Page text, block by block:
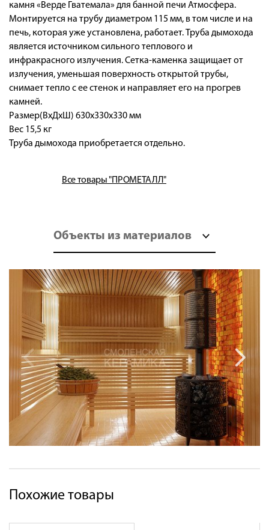
камня «Верде Гватемала» для банной печи Атмосфера.
Монтируется на трубу диаметром 115 мм, в том числе и на
печь, которая уже установлена, работает. Труба дымохода
является источником сильного теплового и
инфракрасного излучения. Сетка-каменка защищает от
излучения, уменьшая поверхность открытой трубы,
снимает тепло с ее стенок и направляет его на прогрев
камней.
Размер(ВхДхШ) 630х330х330 мм
Вес 15,5 кг
Труба дымохода приобретается отдельно.
Все товары "ПРОМЕТАЛЛ"
Объекты из материалов
Похожие товары